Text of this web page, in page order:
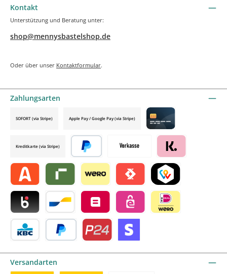
Kontakt
Unterstützung und Beratung unter:
shop@mennysbastelshop.de
Oder über unser Kontaktformular.
Zahlungsarten
Vorkasse Klarna by mollie
Alma by mollieRiverty by mollie
Wero Satispay by mollieTWINT by mollie
Blik by mollieBancontact by mollie
Belfius by mollieeps by mollie
SOFORT (via Stripe) Apple Pay / Google Pay (via Stripe)
Credit card by mollie
Kreditkarte (via Stripe)
Später bezahlen
Versandarten